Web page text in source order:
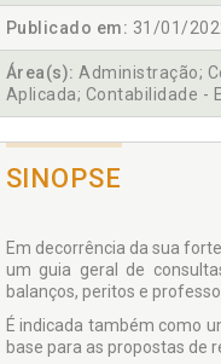
Publicado em: 31/01/
Área(s): Administração;
Aplicada; Contabilidade -
SINOPSE
Em decorrência da sua
um guia geral de
balanços, peritos e
É indicada também como
base para as propostas de